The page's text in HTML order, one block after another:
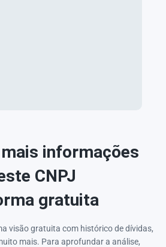
mais informações
CNPJ
gratuita
visão gratuita com histórico de dívidas,
mais. Para aprofundar a análise,